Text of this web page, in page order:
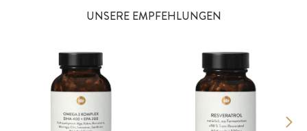
UNSERE EMPFEHLUNGEN